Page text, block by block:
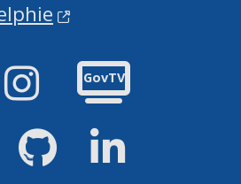
Instagram
GovTV
GitHub